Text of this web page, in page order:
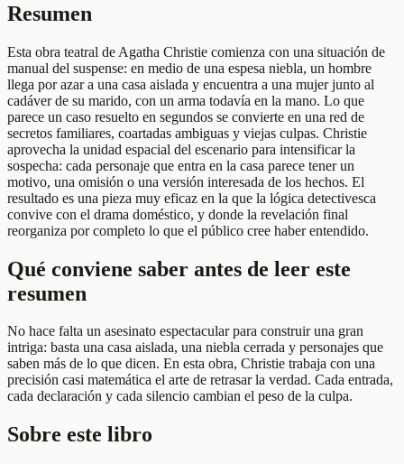
Resumen
Esta obra teatral de Agatha Christie comienza con una situación de
manual del suspense: en medio de una espesa niebla, un hombre
llega por azar a una casa aislada y encuentra a una mujer junto al
cadáver de su marido, con un arma todavía en la mano. Lo que
parece un caso resuelto en segundos se convierte en una red de
secretos familiares, coartadas ambiguas y viejas culpas. Christie
aprovecha la unidad espacial del escenario para intensificar la
sospecha: cada personaje que entra en la casa parece tener un
motivo, una omisión o una versión interesada de los hechos. El
resultado es una pieza muy eficaz en la que la lógica detectivesca
convive con el drama doméstico, y donde la revelación final
reorganiza por completo lo que el público cree haber entendido.
Qué conviene saber antes de leer este
resumen
No hace falta un asesinato espectacular para construir una gran
intriga: basta una casa aislada, una niebla cerrada y personajes que
saben más de lo que dicen. En esta obra, Christie trabaja con una
precisión casi matemática el arte de retrasar la verdad. Cada entrada,
cada declaración y cada silencio cambian el peso de la culpa.
Sobre este libro